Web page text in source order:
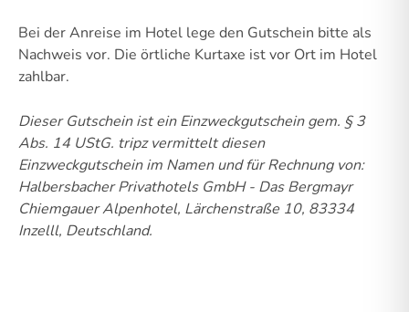
Bei der Anreise im Hotel lege den Gutschein bitte als
Nachweis vor. Die örtliche Kurtaxe ist vor Ort im Hotel
zahlbar.
Dieser Gutschein ist ein Einzweckgutschein gem. § 3
Abs. 14 UStG. tripz vermittelt diesen
Einzweckgutschein im Namen und für Rechnung von:
Halbersbacher Privathotels GmbH - Das Bergmayr
Chiemgauer Alpenhotel, Lärchenstraße 10, 83334
Inzelll, Deutschland.